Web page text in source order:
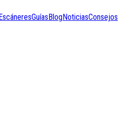
GuíasBlogNoticiasConsejos